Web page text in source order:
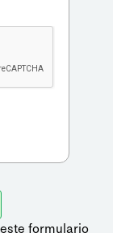
formulario